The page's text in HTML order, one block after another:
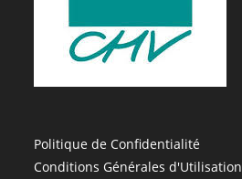
Politique de Confidentialité
Conditions Générales d'Utilisation